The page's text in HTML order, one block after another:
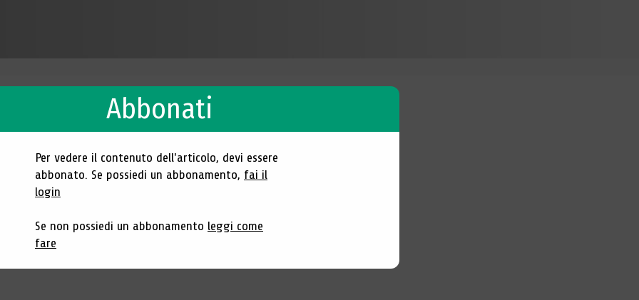
indipendente
Fenomenologia
del Frisco, 2021,
Abbonati
Per vedere il contenuto dell'articolo, devi essere
abbonato. Se possiedi un abbonamento, fai il
login
Se non possiedi un abbonamento leggi come
fare